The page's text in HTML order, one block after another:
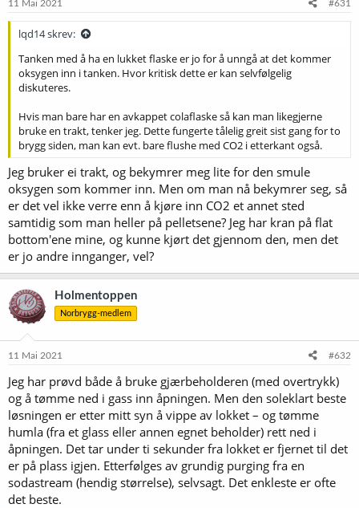
11 Mai 2021 #631
lqd14 skrev:
Tanken med å ha en lukket flaske er jo for å unngå at det kommer
oksygen inn i tanken. Hvor kritisk dette er kan selvfølgelig
diskuteres.
Hvis man bare har en avkappet colaflaske så kan man likegjerne
bruke en trakt, tenker jeg. Dette fungerte tålelig greit sist gang for to
brygg siden, man kan evt. bare flushe med CO2 i etterkant også.
Jeg bruker ei trakt, og bekymrer meg lite for den smule
oksygen som kommer inn. Men om man nå bekymrer seg, så
er det vel ikke verre enn å kjøre inn CO2 et annet sted
samtidig som man heller på pelletsene? Jeg har kran på flat
bottom'ene mine, og kunne kjørt det gjennom den, men det
er jo andre innganger, vel?
Holmentoppen
Norbrygg-medlem
11 Mai 2021 #632
Jeg har prøvd både å bruke gjærbeholderen (med overtrykk)
og å tømme ned i gass inn åpningen. Men den soleklart beste
løsningen er etter mitt syn å vippe av lokket – og tømme
humla (fra et glass eller annen egnet beholder) rett ned i
åpningen. Det tar under ti sekunder fra lokket er fjernet til det
er på plass igjen. Etterfølges av grundig purging fra en
sodastream (hendig størrelse), selvsagt. Det enkleste er ofte
det beste.